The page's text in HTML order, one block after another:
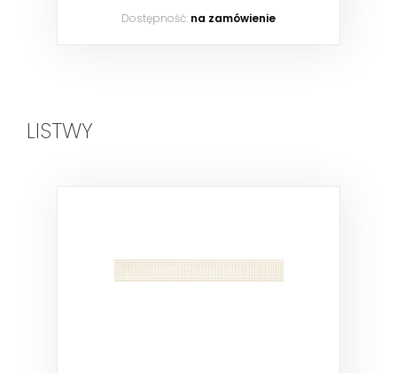
Dostępność: na zamówienie
LISTWY